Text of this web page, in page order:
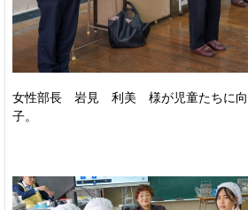
女性部長 岩見 利美 様が児童たちに向
子。